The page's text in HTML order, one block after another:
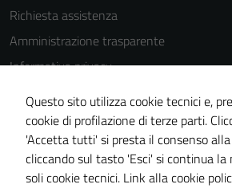
Richiesta assistenza
Amministrazione trasparente
Informativa privacy
Cookie Policy
Note legali
Dichiarazione di accessibilità
Piano di miglioramento del sito
Questo sito utilizza cookie tecnici e,
cookie di profilazione di terze parti.
'Accetta tutti' si presta il consenso
cliccando sul tasto 'Esci' si continua la
soli cookie tecnici. Link alla cookie